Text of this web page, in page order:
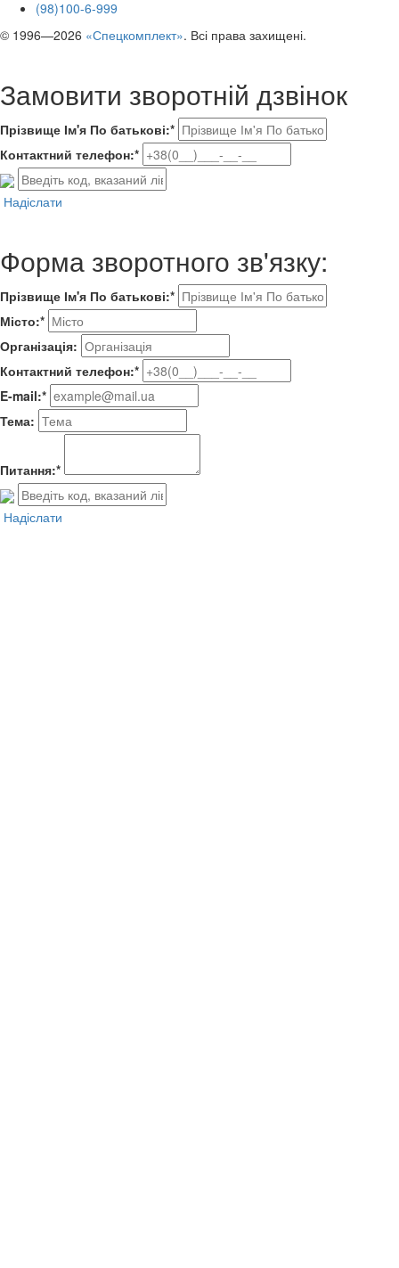
(98)100-6-999
© 1996—2026 «Спецкомплект». Всі права захищені.
Замовити зворотній дзвінок
Прізвище Ім'я По батькові:*
Контактний телефон:*
Надіслати
Форма зворотного зв'язку:
Прізвище Ім'я По батькові:*
Місто:*
Організація:
Контактний телефон:*
E-mail:*
Тема:
Питання:*
Надіслати